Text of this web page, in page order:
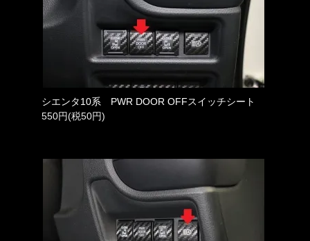
シエンタ10系 PWR DOOR OFFスイッチシート
550円(税50円)